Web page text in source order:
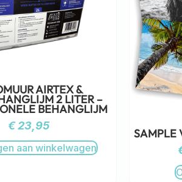
AIRTEX &
2 LITER –
BEHANGLIJM
€23,95
aan winkelwagen
SAMPLE